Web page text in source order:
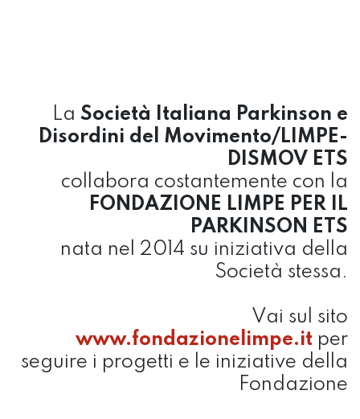
La Società Italiana Parkinson e
Disordini del Movimento/LIMPE-
DISMOV ETS
collabora costantemente con la
FONDAZIONE LIMPE PER IL
PARKINSON ETS
nata nel 2014 su iniziativa della
Società stessa.
Vai sul sito
www.fondazionelimpe.it per
seguire i progetti e le iniziative della
Fondazione